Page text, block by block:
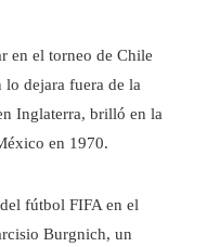
en el torneo de Chile
lo dejara fuera de la
Inglaterra, brilló en la
en 1970.
fútbol FIFA en el
Burgnich, un